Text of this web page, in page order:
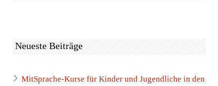
Neueste Beiträge
MitSprache-Kurse für Kinder und Jugendliche in den